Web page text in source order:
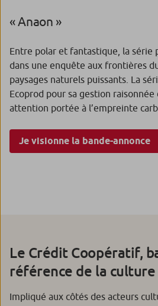
« Anaon »
Entre polar et fantastique, la série
dans une enquête aux frontières
paysages naturels puissants. La
Ecoprod pour sa gestion raisonnée
attention portée à l’empreinte
Je visionne la bande-annonce
Le Crédit Coopératif,
référence de la culture
Impliqué aux côtés des acteurs